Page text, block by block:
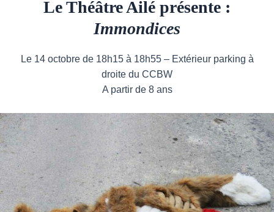
Le Théâtre Ailé présente :
Immondices
Le 14 octobre de 18h15 à 18h55 – Extérieur parking à
droite du CCBW
A partir de 8 ans